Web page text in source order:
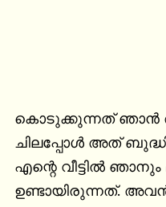
കൊടുക്കുന്നത് ഞാൻ
ചിലപ്പോൾ അത്
എന്റെ വീട്ടിൽ
ഉണ്ടായിരുന്നത്.